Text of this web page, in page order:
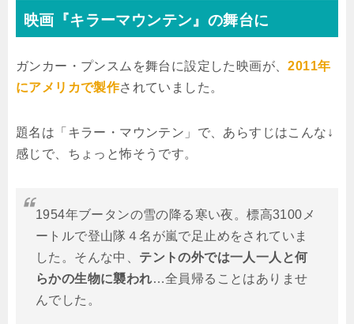
映画『キラーマウンテン』の舞台に
ガンカー・プンスムを舞台に設定した映画が、2011年
にアメリカで製作されていました。
題名は「キラー・マウンテン」で、あらすじはこんな↓
感じで、ちょっと怖そうです。
1954年ブータンの雪の降る寒い夜。標高3100メ
ートルで登山隊４名が嵐で足止めをされていま
した。そんな中、 テントの外では一人一人と何
らかの生物に襲われ…全員帰ることはありませ
んでした。